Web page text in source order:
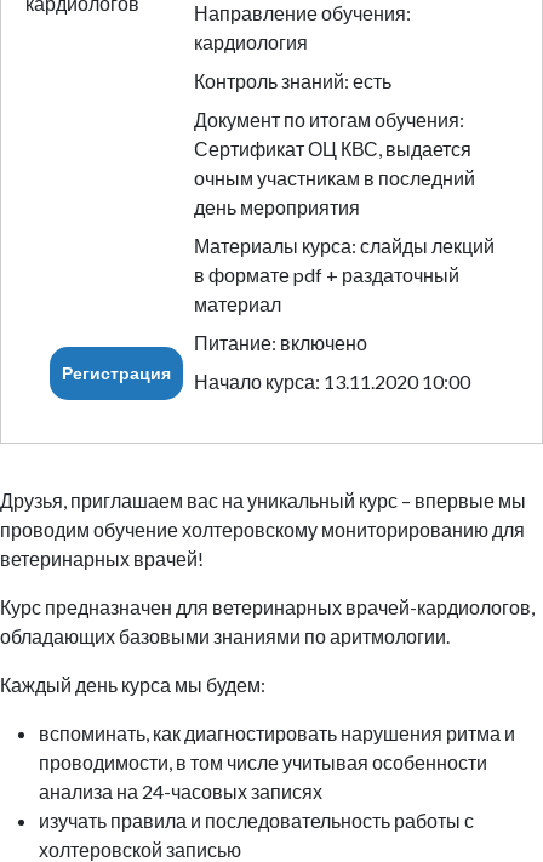
Направление обучения:
кардиология
Контроль знаний: есть
Документ по итогам обучения:
Сертификат ОЦ КВС, выдается
очным участникам в последний
день мероприятия
Материалы курса: слайды лекций
в формате pdf + раздаточный
материал
Питание: включено
Регистрация Начало курса: 13.11.2020 10:00
Друзья, приглашаем вас на уникальный курс – впервые мы
проводим обучение холтеровскому мониторированию для
ветеринарных врачей!
Курс предназначен для ветеринарных врачей-кардиологов,
обладающих базовыми знаниями по аритмологии.
Каждый день курса мы будем:
вспоминать, как диагностировать нарушения ритма и
проводимости, в том числе учитывая особенности
анализа на 24-часовых записях
изучать правила и последовательность работы с
холтеровской записью